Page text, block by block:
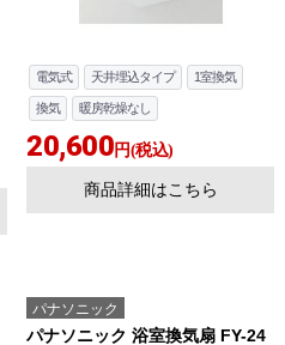
電気式 天井埋込タイプ 1室換気
換気 暖房乾燥なし
20,600円(税込)
商品詳細はこちら
パナソニック
パナソニック 浴室換気扇 FY-24